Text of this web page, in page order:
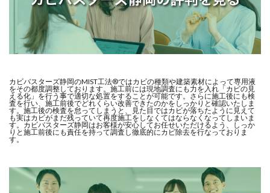
カビバスターズ静岡のMIST工法®ではカビの種類や建築素材によって専用液
をその都度調整しております。施工前には現地調査にも力を入れ「カビの見
える化」を行う事で適切な処置をすることが可能です。さらに施工後にも検
査を行い、施工前後でどれくらい改善できたのかをしっかりと確認いたしま
す。施工後の検査を怠ってしまうと、見た目ではカビが落ちたように見えて
も実はカビがまだ残っていて再度施工をしなくてはならなくなってしまいま
す。カビバスターズ静岡はお客様が安心してお任せいただけるよう、しっか
りと施工前後にも責任を持って調査し徹底的にカビ除去を行なっておりま
す。